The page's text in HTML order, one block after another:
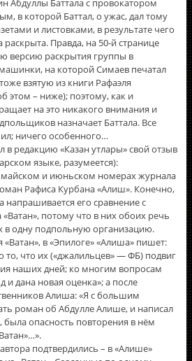
Абдуллы Баттала с провокатором
в которой Баттал, о ужас, дал тому
и листовками, в результате чего
Правда, на 50-й странице
версию раскрытия группы в
на которой Симаев печатал
взятую из книги Рафаэля
этом – ниже); поэтому, как и
на это никакого внимания и
назначает Баттала. Все
ничего особенного…
в редакцию «Казан утлары» свой отзыв
языке, разумеется):
майском и июньском номерах журнала
Рафиса Курбана «Алиш». Конечно,
напрашивается его сравнение с
потому что в них обоих речь
в одну подпольную организацию.
в «Эпилоге» «Алиша» пишет:
то, что их («джалильцев» — ФБ) подвиг
наших дней; ко многим вопросам
и дана новая оценка»; а после
Алиша: «Я с большим
роман об Абдулле Алише, и написал
опасность повторения в нём
подтвердились – в «Алише»